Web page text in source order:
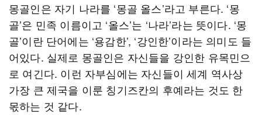
몽골인은 자기 나라를 ‘몽골 올스’라고 부른다. ‘몽
골’은 민족 이름이고 ‘올스’는 ‘나라’라는 뜻이다. ‘몽
골’이란 단어에는 ‘용감한’, ‘강인한’이라는 의미도 들
어있다. 실제로 몽골인은 자신들을 강인한 유목민으
로 여긴다. 이런 자부심에는 자신들이 세계 역사상
가장 큰 제국을 이룬 칭기즈칸의 후예라는 것도 한
몫하는 것 같다.